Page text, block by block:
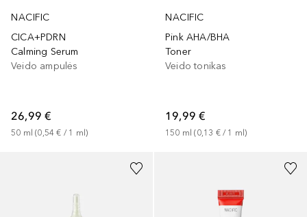
NACIFIC
CICA+PDRN
Calming Serum
Veido ampulės
26,99 €
50 ml (0,54 € / 1 ml)
NACIFIC
Pink AHA/BHA
Toner
Veido tonikas
19,99 €
150 ml (0,13 € / 1 ml)